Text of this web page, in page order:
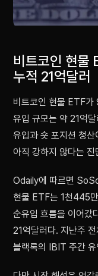
비트코인 현물
누적 21억달러
비트코인 현물 ETF가
유입 규모는 약 21억
유입과 숏 포지션 청
아직 강하지 않다는 진
Odaily에 따르면
현물 ETF는 1천445
순유입 흐름을 이어갔
21억달러다. 지난주
블랙록의 IBIT 주간